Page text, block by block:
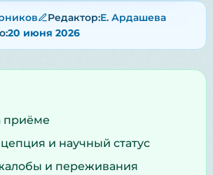
Редактор:Е. Ардашева
20 июня 2026
приёме
и научный статус
и переживания